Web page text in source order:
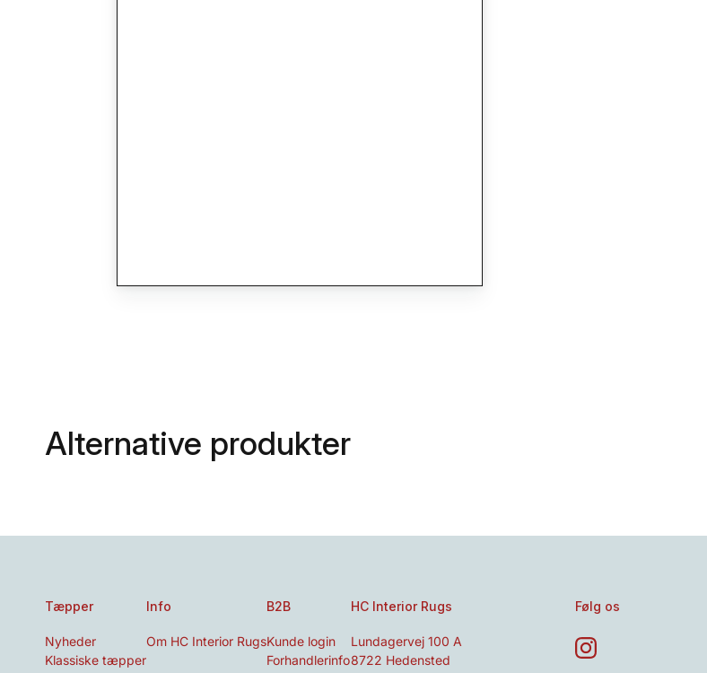
Alternative produkter
Tæpper
Nyheder
Klassiske tæpper
Info
Om HC Interior Rugs
B2B
Kunde login
Forhandlerinfo
HC Interior Rugs
Lundagervej 100 A
8722 Hedensted
Følg os